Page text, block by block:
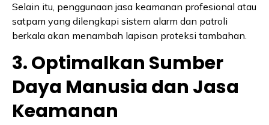
Selain itu, penggunaan jasa keamanan profesional atau
satpam yang dilengkapi sistem alarm dan patroli
berkala akan menambah lapisan proteksi tambahan.
3. Optimalkan Sumber
Daya Manusia dan Jasa
Keamanan